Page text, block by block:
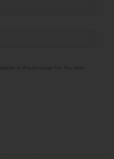
in this browser for the next